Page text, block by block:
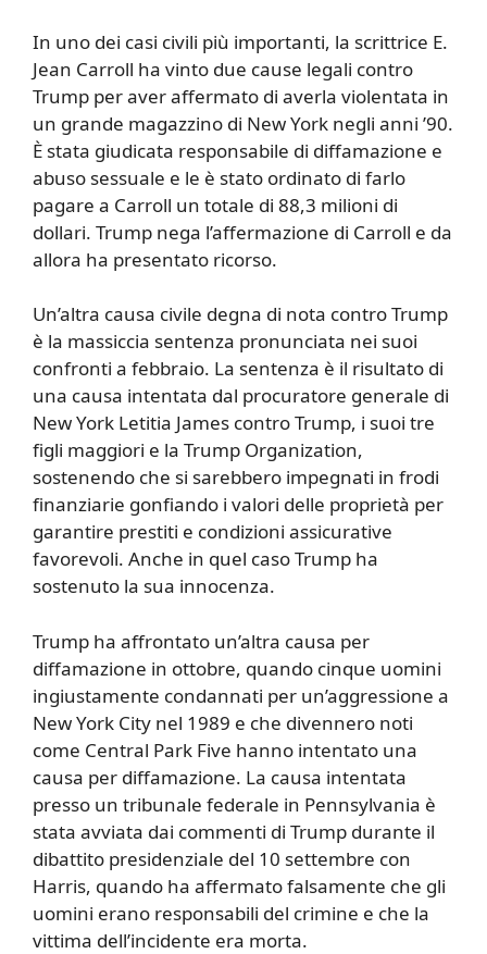
In uno dei casi civili più importanti, la scrittrice E.
Jean Carroll ha vinto due cause legali contro
Trump per aver affermato di averla violentata in
un grande magazzino di New York negli anni ’90.
È stata giudicata responsabile di diffamazione e
abuso sessuale e le è stato ordinato di farlo
pagare a Carroll un totale di 88,3 milioni di
dollari. Trump nega l’affermazione di Carroll e da
allora ha presentato ricorso.
Un’altra causa civile degna di nota contro Trump
è la massiccia sentenza pronunciata nei suoi
confronti a febbraio. La sentenza è il risultato di
una causa intentata dal procuratore generale di
New York Letitia James contro Trump, i suoi tre
figli maggiori e la Trump Organization,
sostenendo che si sarebbero impegnati in frodi
finanziarie gonfiando i valori delle proprietà per
garantire prestiti e condizioni assicurative
favorevoli. Anche in quel caso Trump ha
sostenuto la sua innocenza.
Trump ha affrontato un’altra causa per
diffamazione in ottobre, quando cinque uomini
ingiustamente condannati per un’aggressione a
New York City nel 1989 e che divennero noti
come Central Park Five hanno intentato una
causa per diffamazione. La causa intentata
presso un tribunale federale in Pennsylvania è
stata avviata dai commenti di Trump durante il
dibattito presidenziale del 10 settembre con
Harris, quando ha affermato falsamente che gli
uomini erano responsabili del crimine e che la
vittima dell’incidente era morta.